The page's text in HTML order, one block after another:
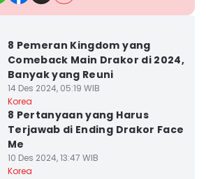
8 Pemeran Kingdom yang
Comeback Main Drakor di 2024,
Banyak yang Reuni
14 Des 2024, 05:19 WIB
Korea
8 Pertanyaan yang Harus
Terjawab di Ending Drakor Face
Me
10 Des 2024, 13:47 WIB
Korea